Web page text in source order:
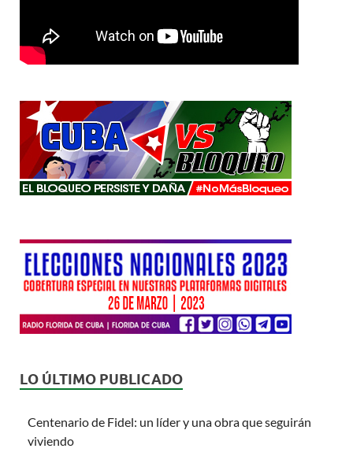
LO ÚLTIMO PUBLICADO
Centenario de Fidel: un líder y una obra que seguirán
viviendo